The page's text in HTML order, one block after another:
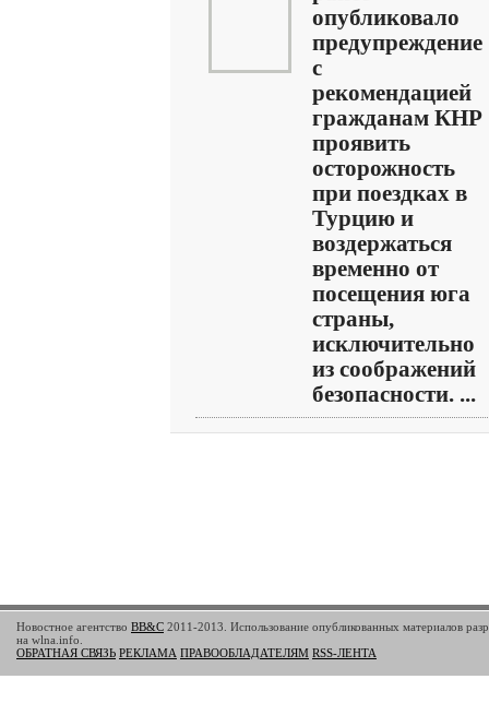
опубликовало
предупреждение
с
рекомендацией
гражданам КНР
проявить
осторожность
при поездках в
Турцию и
воздержаться
временно от
посещения юга
страны,
исключительно
из соображений
безопасности. ...
Новостное агентство BB&C 2011-2013. Использование опубликованных материалов
на wlna.info.
ОБРАТНАЯ СВЯЗЬ РЕКЛАМА ПРАВООБЛАДАТЕЛЯМ RSS-ЛЕНТА